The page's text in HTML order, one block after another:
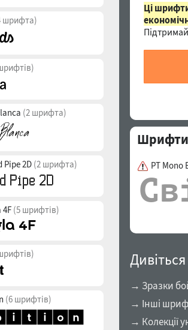
шрифта)
(2 шрифта)
Pipe 2D (2 шрифта)
(5 шрифтів)
(6 шрифтів)
Ці
Шрифти
PT Mono
→ Зразки
→ Інші
→ Колекції